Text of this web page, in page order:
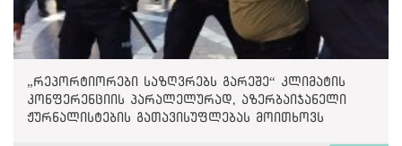
„რეპორტიორები საზღვრებს გარეშე“ კლიმატის
კონფერენციის პარალელურად, აზერბაიჯანელი
ჟურნალისტების გათავისუფლებას მოითხოვს